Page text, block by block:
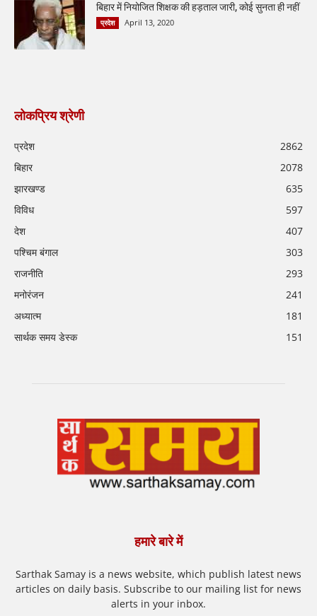
बिहार में नियोजित शिक्षक की हड़ताल जारी, कोई सुनता ही नहीं
प्रदेश April 13, 2020
लोकप्रिय श्रेणी
प्रदेश
2862
बिहार
2078
झारखण्ड
635
विविध
597
देश
407
पश्चिम बंगाल
303
राजनीति
293
मनोरंजन
241
अध्यात्म
181
सार्थक समय डेस्क
151
हमारे बारे में
Sarthak Samay is a news website, which publish latest news
articles on daily basis. Subscribe to our mailing list for news
alerts in your inbox.